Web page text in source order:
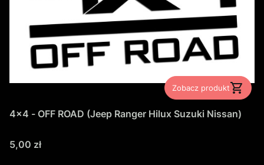
Zobacz produkt
4x4 - OFF ROAD (Jeep Ranger Hilux Suzuki Nissan)
Cena
5,00 zł